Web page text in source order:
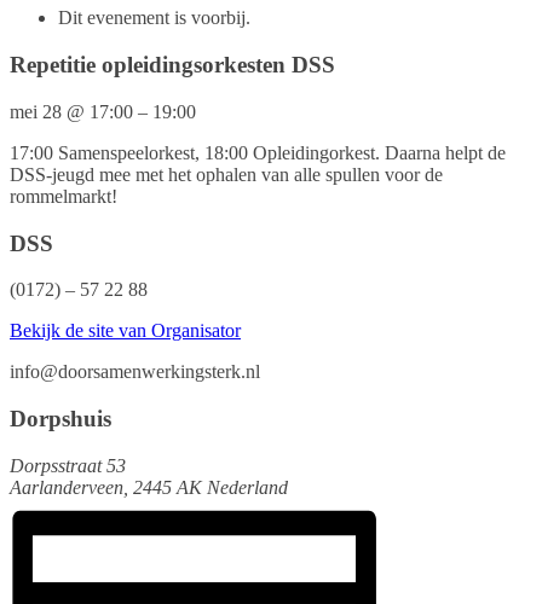
Dit evenement is voorbij.
Repetitie opleidingsorkesten DSS
mei 28 @ 17:00 – 19:00
17:00 Samenspeelorkest, 18:00 Opleidingorkest. Daarna helpt de
DSS-jeugd mee met het ophalen van alle spullen voor de
rommelmarkt!
DSS
(0172) – 57 22 88
Bekijk de site van Organisator
info@doorsamenwerkingsterk.nl
Dorpshuis
Dorpsstraat 53
Aarlanderveen 2445 AK Nederland